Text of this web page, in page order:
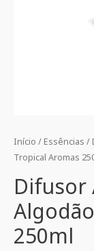
Início / Essências /
Tropical Aromas
Difusor
250ml